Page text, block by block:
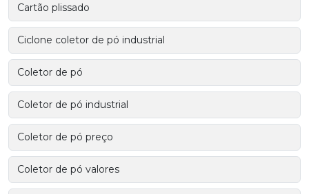
Cartão plissado
Ciclone coletor de pó industrial
Coletor de pó
Coletor de pó industrial
Coletor de pó preço
Coletor de pó valores